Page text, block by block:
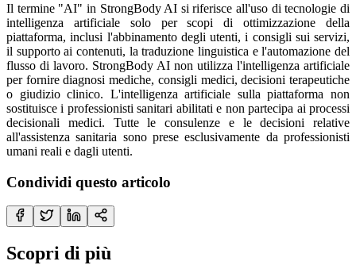
Il termine "AI" in StrongBody AI si riferisce all'uso di tecnologie di
intelligenza artificiale solo per scopi di ottimizzazione della
piattaforma, inclusi l'abbinamento degli utenti, i consigli sui servizi,
il supporto ai contenuti, la traduzione linguistica e l'automazione del
flusso di lavoro. StrongBody AI non utilizza l'intelligenza artificiale
per fornire diagnosi mediche, consigli medici, decisioni terapeutiche
o giudizio clinico. L'intelligenza artificiale sulla piattaforma non
sostituisce i professionisti sanitari abilitati e non partecipa ai processi
decisionali medici. Tutte le consulenze e le decisioni relative
all'assistenza sanitaria sono prese esclusivamente da professionisti
umani reali e dagli utenti.
Condividi questo articolo
Scopri di più